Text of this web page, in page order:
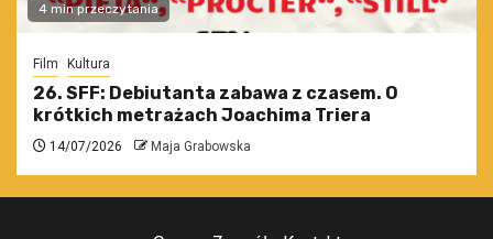
4 min przeczytania
Film Kultura
26. SFF: Debiutanta zabawa z czasem. O
krótkich metrażach Joachima Triera
14/07/2026 Maja Grabowska